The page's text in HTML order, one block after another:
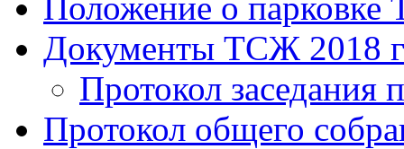
Документы ТСЖ 2018
Протокол заседания
Протокол общего